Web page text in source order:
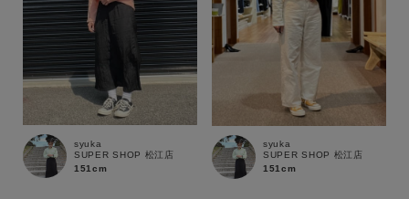
syuka
SUPER SHOP 松江店
151cm
syuka
SUPER SHOP 松江店
151cm